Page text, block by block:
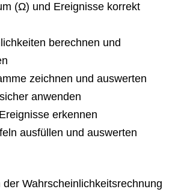
(Ω) und Ereignisse korrekt
berechnen und
zeichnen und auswerten
anwenden
erkennen
ausfüllen und auswerten
der Wahrscheinlichkeitsrechnung